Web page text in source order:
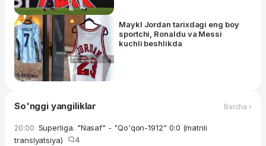
Maykl Jordan tarixdagi eng boy
sportchi, Ronaldu va Messi
kuchli beshlikda
So'nggi yangiliklar Barcha ›
20:00 Superliga. "Nasaf" - "Qo'qon-1912" 0:0 (matnli
translyatsiya)
4